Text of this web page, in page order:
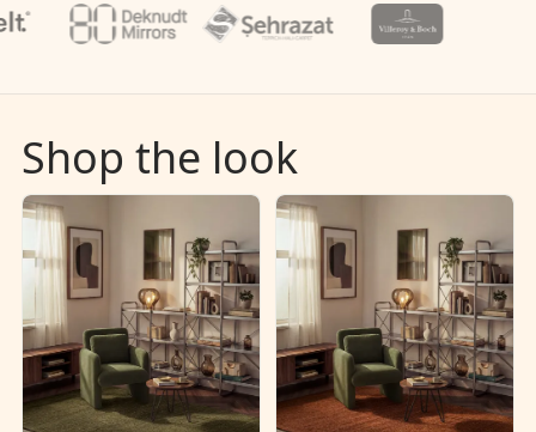
Shop the look